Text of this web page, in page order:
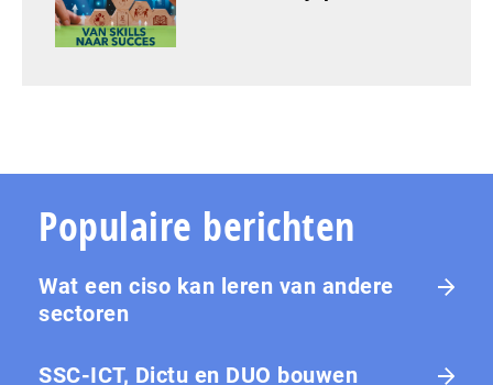
Populaire berichten
Wat een ciso kan leren van andere
sectoren
SSC-ICT, Dictu en DUO bouwen